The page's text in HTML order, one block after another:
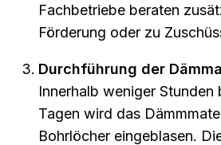
Fachbetriebe beraten
Förderung oder zu
Durchführung der
Innerhalb weniger Stunden
Tagen wird das
Bohrlöcher eingeblasen.